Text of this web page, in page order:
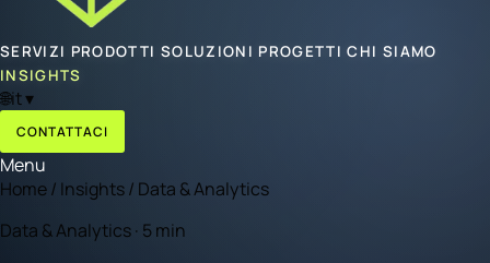
SERVIZI PRODOTTI SOLUZIONI PROGETTICHI SIAMO
INSIGHTS
🌐it▾
CONTATTACI
Menu
Home/ Insights/ Data & Analytics
Data & Analytics · 5 min